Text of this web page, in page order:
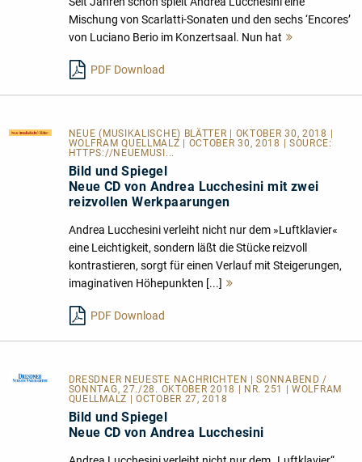
Mischung von Scarlatti-Sonaten und den sechs ‘Encores’
von Luciano Berio im Konzertsaal. Nun hat
PDF Download
NEUE (MUSIKALISCHE) BLÄTTER
| OKTOBER 30, 2018 |
WOLFRAM QUELLMALZ | OCTOBER 30, 2018 | SOURCE:
HTTPS://NEUEMUSI...
Bild und Spiegel
Neue CD von Andrea Lucchesini mit zwei
reizvollen Werkpaarungen
Andrea Lucchesini verleiht nicht nur dem »Luftklavier«
eine Leichtigkeit, sondern läßt die Stücke reizvoll
kontrastieren, sorgt für einen Verlauf mit Steigerungen,
imaginativen Höhepunkten [...]
PDF Download
DRESDNER NEUESTE NACHRICHTEN
| SONNABEND /
SONNTAG, 27./28. OKTOBER 2018 | NR. 251 | WOLFRAM
QUELLMALZ | OCTOBER 27, 2018
Bild und Spiegel
Neue CD von Andrea Lucchesini